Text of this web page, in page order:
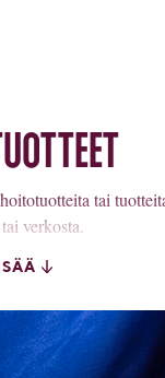
tai
verkosta.
ja
kehitämme ja
perustamisesta